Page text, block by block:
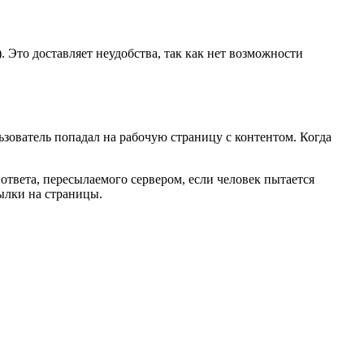
доставляет неудобства, так как нет возможности
попадал на рабочую страницу с контентом. Когда
пересылаемого сервером, если человек пытается
на страницы.